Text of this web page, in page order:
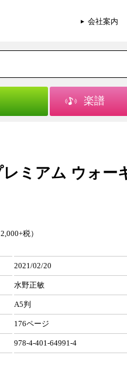
会社案内
楽譜
ミアム ウォー
税）
2021/02/20
水野正敏
A5判
176ページ
978-4-401-64991-4